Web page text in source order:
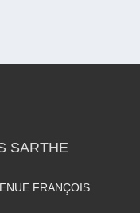
SARTHE
FRANÇOIS